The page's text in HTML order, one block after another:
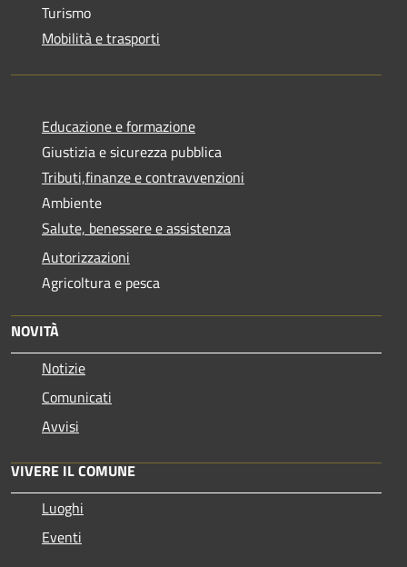
Turismo
Mobilità e trasporti
Educazione e formazione
Giustizia e sicurezza pubblica
Tributi,finanze e contravvenzioni
Ambiente
Salute, benessere e assistenza
Autorizzazioni
Agricoltura e pesca
NOVITÀ
Notizie
Comunicati
Avvisi
VIVERE IL COMUNE
Luoghi
Eventi